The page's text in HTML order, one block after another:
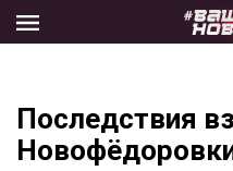
the
Последствия